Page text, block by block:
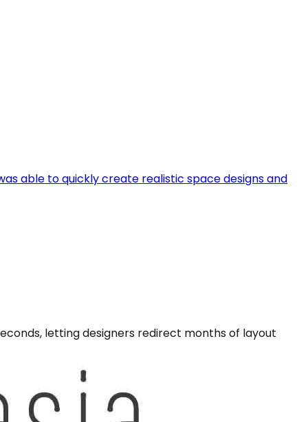
able to quickly create realistic space designs and
letting designers redirect months of layout